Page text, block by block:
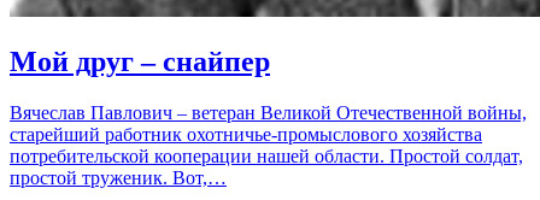
Мой друг – снайпер
Вячеслав Павлович – ветеран Великой Отечественной войны,
старейший работник охотничье-промыслового хозяйства
потребительской кооперации нашей области. Простой солдат,
простой труженик. Вот,…